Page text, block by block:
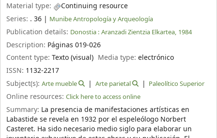
Material type:
Continuing resource
Series: . 36 | Munibe Antropología y Arqueología
Publication details: Donostia : Aranzadi Zientzia Elkartea, 1984
Description: Páginas 019-026
Content type: Texto (visual) Media type:electrónico
ISSN: 1132-2217
Subject(s): Arte mueble Arte parietal Paleolítico Superior
Online resources: Click here to access online
Summary: La presencia de manifestaciones artísticas en
Labastide se revela en 1932 por el espeleólogo Norbert
Casteret. Ha sido necesario medio siglo para elaborar un